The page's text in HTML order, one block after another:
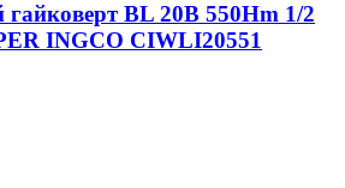
BL 20В 550Hm 1/2
INGCO CIWLI20551